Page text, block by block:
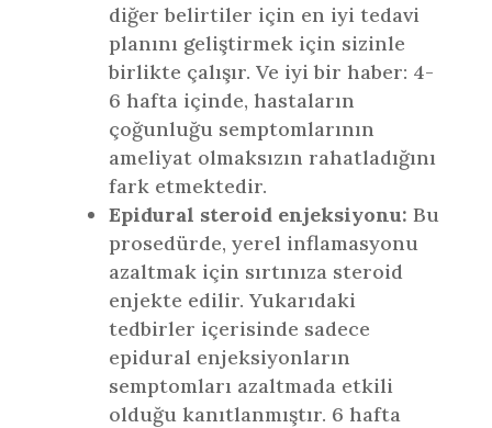
diğer belirtiler için en iyi tedavi
planını geliştirmek için sizinle
birlikte çalışır. Ve iyi bir haber: 4-
6 hafta içinde, hastaların
çoğunluğu semptomlarının
ameliyat olmaksızın rahatladığını
fark etmektedir.
Epidural steroid enjeksiyonu: Bu
prosedürde, yerel inflamasyonu
azaltmak için sırtınıza steroid
enjekte edilir. Yukarıdaki
tedbirler içerisinde sadece
epidural enjeksiyonların
semptomları azaltmada etkili
olduğu kanıtlanmıştır. 6 hafta